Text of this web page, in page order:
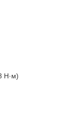
Н·м)